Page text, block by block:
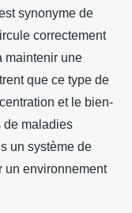
synonyme de
correctement
maintenir une
que ce type de
et le bien-
de maladies
un système de
un environnement